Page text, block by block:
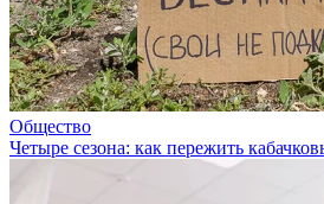
Общество
Четыре сезона: как пережить